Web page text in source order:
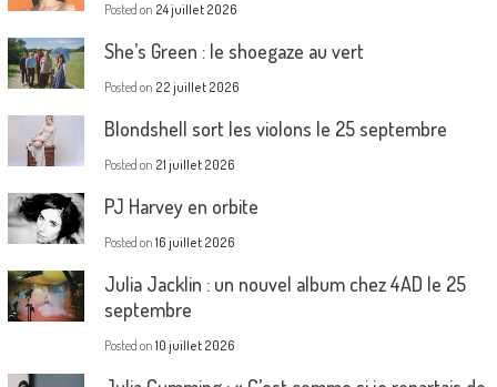
Posted on 24 juillet 2026
She’s Green : le shoegaze au vert
Posted on 22 juillet 2026
Blondshell sort les violons le 25 septembre
Posted on 21 juillet 2026
PJ Harvey en orbite
Posted on 16 juillet 2026
Julia Jacklin : un nouvel album chez 4AD le 25
septembre
Posted on 10 juillet 2026